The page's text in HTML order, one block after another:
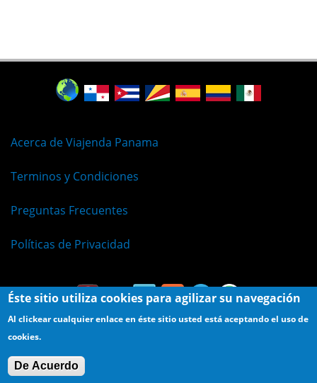
Acerca de Viajenda Panama
Terminos y Condiciones
Preguntas Frecuentes
Políticas de Privacidad
Éste sitio utiliza cookies para agilizar su navegación
Al clickear cualquier enlace en éste sitio usted está aceptando el uso de
cookies.
De Acuerdo